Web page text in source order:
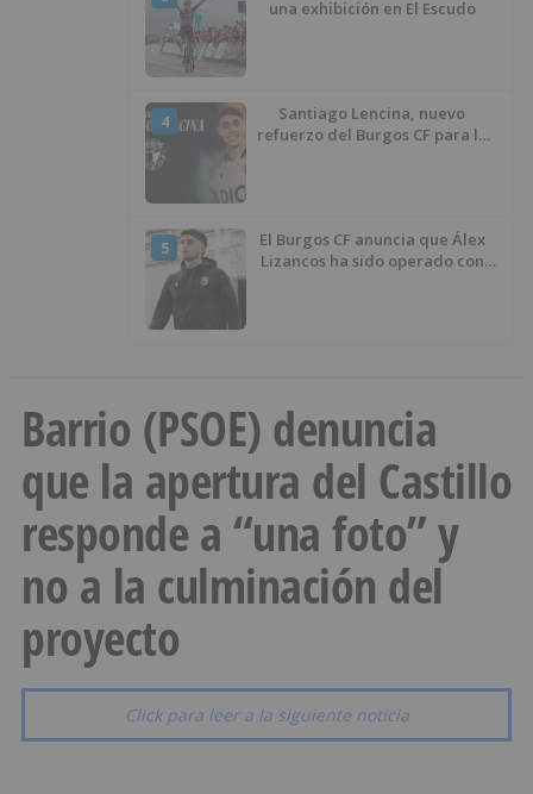
una exhibición en El Escudo
4
Santiago Lencina, nuevo
refuerzo del Burgos CF para la
5
El Burgos CF anuncia que Álex
Lizancos ha sido operado con
Barrio (PSOE) denuncia
que la apertura del Castillo
responde a “una foto” y
no a la culminación del
proyecto
Click para leer a la siguiente noticia